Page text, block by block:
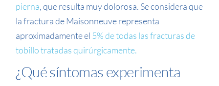
pierna, que resulta muy dolorosa. Se considera que
la fractura de Maisonneuve representa
aproximadamente el 5% de todas las fracturas de
tobillo tratadas quirúrgicamente.
¿Qué síntomas experimenta